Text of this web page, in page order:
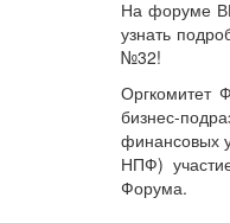
На форуме
узнать
№32!
Оргкомитет
бизнес-
финансовых
НПФ)
Форума.